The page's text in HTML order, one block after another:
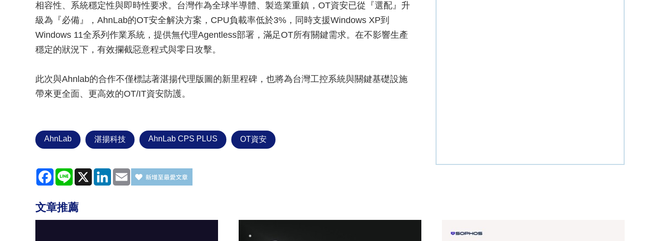
相容性、系統穩定性與即時性要求。台灣作為全球半導體、製造業重鎮，OT資安已從『選配』升
級為『必備』，AhnLab的OT安全解決方案，CPU負載率低於3%，同時支援Windows XP到
Windows 11全系列作業系統，提供無代理Agentless部署，滿足OT所有關鍵需求。在不影響生產
穩定的狀況下，有效攔截惡意程式與零日攻擊。
此次與Ahnlab的合作不僅標誌著湛揚代理版圖的新里程碑，也將為台灣工控系統與關鍵基礎設施
帶來更全面、更高效的OT/IT資安防護。
AhnLab 湛揚科技 AhnLab CPS PLUS OT資安
Facebook
Line X LinkedInEmail
文章推薦